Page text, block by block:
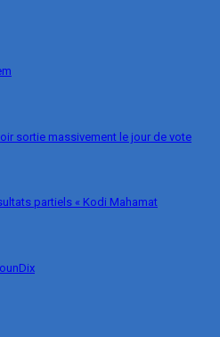
sortie massivement le jour de vote
partiels « Kodi Mahamat